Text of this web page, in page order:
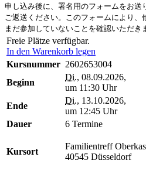
申し込み後に、署名用のフォームをお送
ご返送ください。このフォームにより
まだ参加していないことを確認いただき
Freie Plätze verfügbar.
In den Warenkorb legen
Kursnummer 2602653004
Beginn
Di., 08.09.2026,
um 11:30 Uhr
Ende
Di., 13.10.2026,
um 12:45 Uhr
Dauer
6 Termine
Kursort
Familientreff
40545 Düsseldorf